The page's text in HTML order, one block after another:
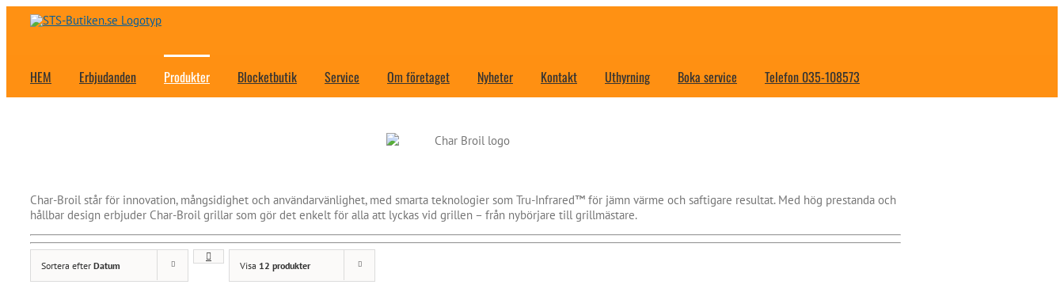
Fortsätt
HEM Erbjudanden Produkter Blocketbutik Service Om företaget Nyheter Kontakt Uthyrning Boka service Telefon 035-108573
Char-Broil står för innovation, mångsidighet och användarvänlighet, med smarta teknologier som Tru-Infrared™ för jämn värme och saftigare resultat. Med hög prestanda och
hållbar design erbjuder Char-Broil grillar som gör det enkelt för alla att lyckas vid grillen – från nybörjare till grillmästare.
Sortera efter Datum Visa 12 produkter